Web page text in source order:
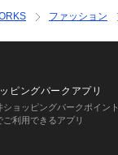
ファッション
ピングパークアプリ
ショッピングパークポイント
ご利用できるアプリ